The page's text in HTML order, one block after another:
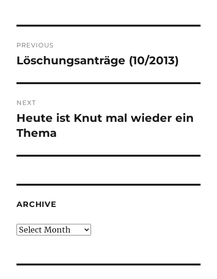
navigation
PREVIOUS
Previous
Löschungsanträge (10/2013)
NEXT
Next
post:
Heute ist Knut mal wieder ein
Thema
ARCHIVE
Archive